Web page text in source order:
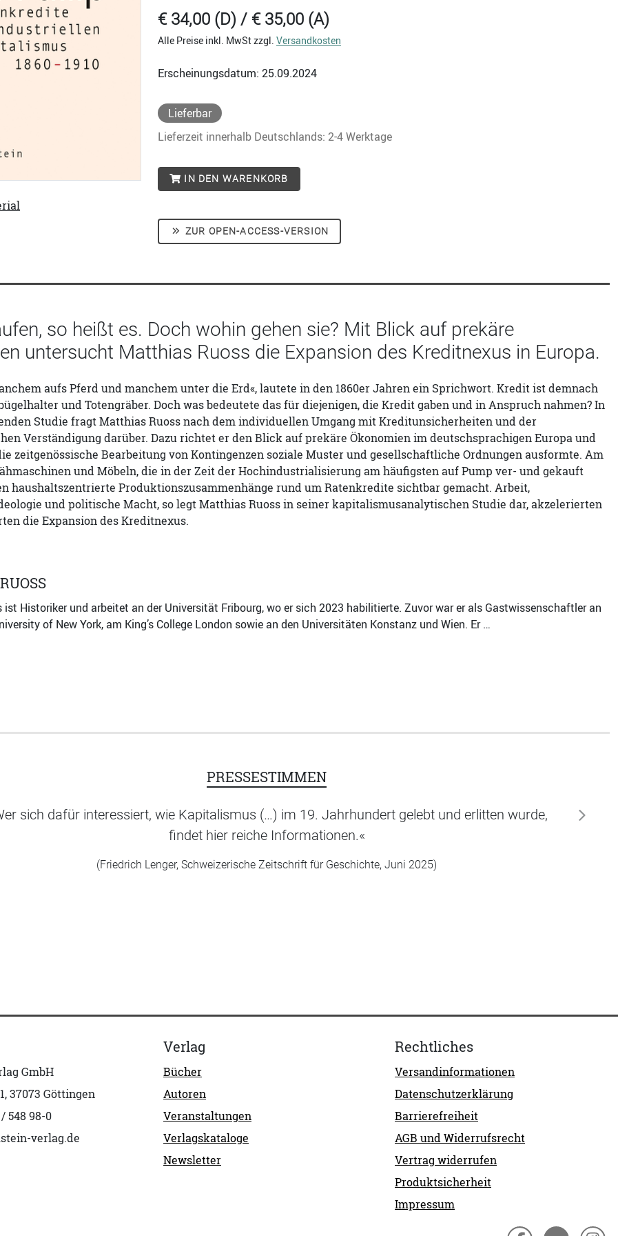
€ 34,00 (D) / € 35,00 (A)
Alle Preise inkl. MwSt zzgl. Versandkosten
Erscheinungsdatum: 25.09.2024
Lieferbar
Lieferzeit innerhalb Deutschlands: 2-4 Werktage
IN DEN WARENKORB
ZUR OPEN-ACCESS-VERSION
so heißt es. Doch wohin gehen sie? Mit Blick auf prekäre
untersucht Matthias Ruoss die Expansion des Kreditnexus in Europa.
aufs Pferd und manchem unter die Erd«, lautete in den 1860er Jahren ein Sprichwort. Kredit ist demnach
und Totengräber. Doch was bedeutete das für diejenigen, die Kredit gaben und in Anspruch nahmen? In
Studie fragt Matthias Ruoss nach dem individuellen Umgang mit Kreditunsicherheiten und der
Verständigung darüber. Dazu richtet er den Blick auf prekäre Ökonomien im deutschsprachigen Europa und
zeitgenössische Bearbeitung von Kontingenzen soziale Muster und gesellschaftliche Ordnungen ausformte. Am
und Möbeln, die in der Zeit der Hochindustrialisierung am häufigsten auf Pump ver- und gekauft
haushaltszentrierte Produktionszusammenhänge rund um Ratenkredite sichtbar gemacht. Arbeit,
und politische Macht, so legt Matthias Ruoss in seiner kapitalismusanalytischen Studie dar, akzelerierten
die Expansion des Kreditnexus.
Historiker und arbeitet an der Universität Fribourg, wo er sich 2023 habilitierte. Zuvor war er als Gastwissenschaftler an
of New York, am King’s College London sowie an den Universitäten Konstanz und Wien. Er …
PRESSESTIMMEN
sich dafür interessiert, wie Kapitalismus (…) im 19. Jahrhundert gelebt und erlitten wurde,
findet hier reiche Informationen.«
(Friedrich Lenger, Schweizerische Zeitschrift für Geschichte, Juni 2025)
weiter
GmbH
37073 Göttingen
548 98-0
verlag.de
Verlag
Bücher
Autoren
Veranstaltungen
Verlagskataloge
Newsletter
Rechtliches
Versandinformationen
Datenschutzerklärung
Barrierefreiheit
AGB und Widerrufsrecht
Vertrag widerrufen
Produktsicherheit
Impressum